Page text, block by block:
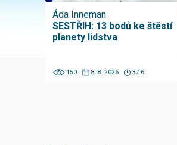
Áda Inneman
SESTŘIH: 13 bodů ke štěstí
planety lidstva
150 8. 8. 2026 37:6